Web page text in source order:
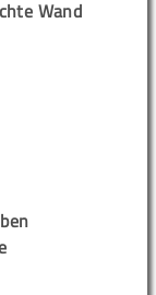
Wand